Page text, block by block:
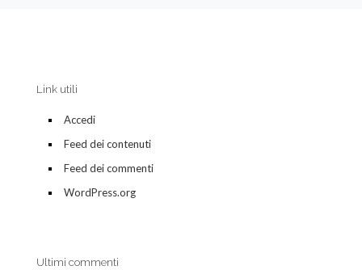
Link utili
Accedi
Feed dei contenuti
Feed dei commenti
WordPress.org
Ultimi commenti